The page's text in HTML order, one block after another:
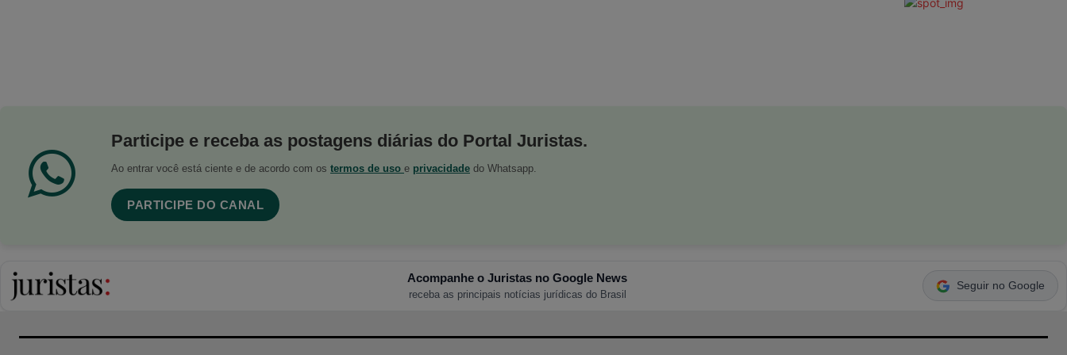
Participe e receba as postagens diárias do Portal Juristas.
Ao entrar você está ciente e de acordo com os termos de uso e privacidade do Whatsapp.
PARTICIPE DO CANAL
Acompanhe o Juristas no Google News
receba as principais notícias jurídicas do Brasil
Seguir no Google